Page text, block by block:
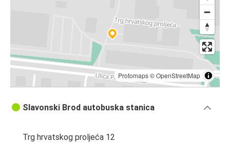
Protomaps©OpenStreetMap
Slavonski Brod autobuska stanica
Trg hrvatskog proljeća 12